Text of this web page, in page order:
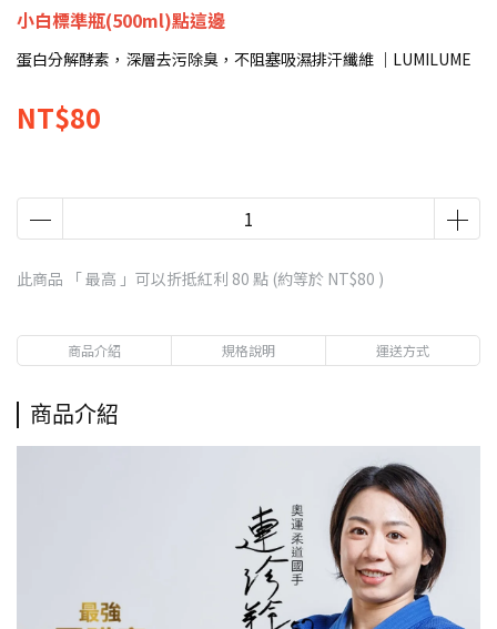
小白標準瓶(500ml)點這邊
蛋白分解酵素，深層去污除臭，不阻塞吸濕排汗纖維 ｜LUMILUME
NT$80
此商品 「 最高 」可以折抵紅利 80 點 (約等於 NT$80 )
商品介紹 規格說明 運送方式
商品介紹